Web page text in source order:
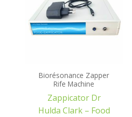
Biorésonance Zapper
Rife Machine
Zappicator Dr
Hulda Clark – Food